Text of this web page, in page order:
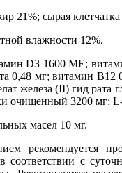
21%; сырая клетчатка
влажности 12%.
D3 1600 МЕ;
0,48 мг; витамин B12
железа (II) гид
очищенный 3200 мг;
масел 10 мг.
рекомендуется
соответствии с